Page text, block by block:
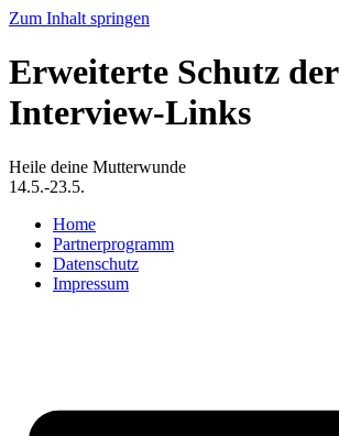
Zum Inhalt springen
Erweiterte Schutz der
Interview-Links
Heile deine Mutterwunde
14.5.-23.5.
Home
Partnerprogramm
Datenschutz
Impressum